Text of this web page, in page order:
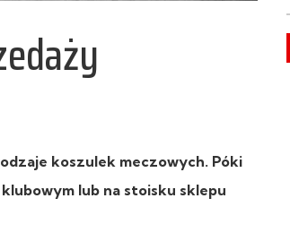
koszulek meczowych. Póki
lub na stoisku sklepu